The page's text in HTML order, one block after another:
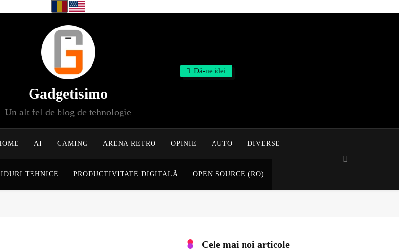
Gadgetisimo
Un alt fel de blog de tehnologie
Dă-ne idei
AI GAMING ARENA RETRO OPINIE AUTO DIVERSE
TEHNICE PRODUCTIVITATE DIGITALĂ OPEN SOURCE (RO)
Cele mai noi articole